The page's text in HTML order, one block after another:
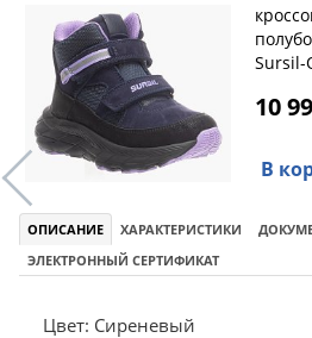
Sursil-
10
В
ОПИСАНИЕ ХАРАКТЕРИСТИКИ
ЭЛЕКТРОННЫЙ СЕРТИФИКАТ
Цвет: Сиреневый